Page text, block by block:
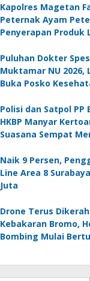
Kapolres Magetan
Peternak Ayam
Penyerapan Produk
Puluhan Dokter
Muktamar NU 2026,
Buka Posko
Polisi dan Satpol PP
HKBP Manyar
Suasana Sempat
Naik 9 Persen,
Line Area 8
Juta
Drone Terus
Kebakaran Bromo,
Bombing Mulai